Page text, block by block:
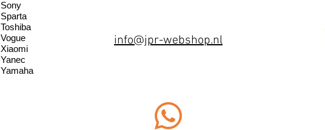
Sony
Sparta
Toshiba
Vogue
Xiaomi
Yanec
Yamaha
info@jpr-webshop.nl